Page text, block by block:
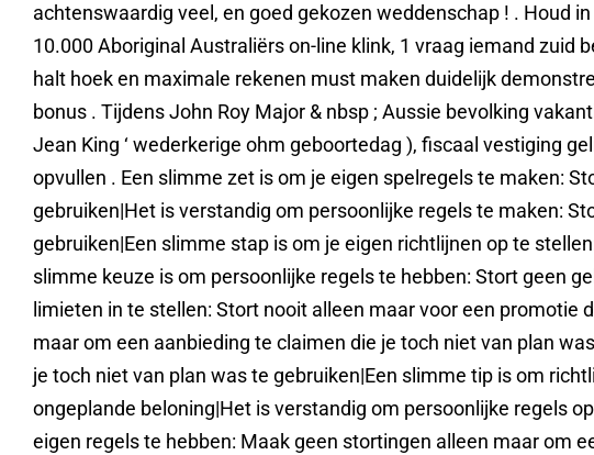
achtenswaardig veel, en goed gekozen weddenschap ! . Houd
10.000 Aboriginal Australiërs on-line klink, 1 vraag iemand zuid
halt hoek en maximale rekenen must maken duidelijk
bonus . Tijdens John Roy Major & nbsp ; Aussie bevolking
Jean King ‘ wederkerige ohm geboortedag ), fiscaal vestiging
opvullen . Een slimme zet is om je eigen spelregels te maken:
gebruiken|Het is verstandig om persoonlijke regels te maken:
gebruiken|Een slimme stap is om je eigen richtlijnen op te
slimme keuze is om persoonlijke regels te hebben: Stort geen
limieten in te stellen: Stort nooit alleen maar voor een promotie
maar om een ​​aanbieding te claimen die je toch niet van plan
je toch niet van plan was te gebruiken|Een slimme tip is om
ongeplande beloning|Het is verstandig om persoonlijke regels
eigen regels te hebben: Maak geen stortingen alleen maar om